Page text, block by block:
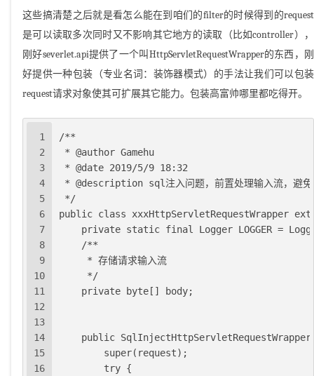
这些搞清楚之后就是看怎么能在到咱们的filter的时候得到的request
是可以读取多次同时又不影响其它地方的读取（比如controller），
刚好severlet.api提供了一个叫HttpServletRequestWrapper的东西，刚
好提供一种包装（专业名词：装饰器模式）的手法让我们可以包装
request请求对象使其可扩展其它能力。包装高富帅哪里都吃得开。
1
2
3
4
5
6
7
8
9
10
11
12
13
14
15
16
/**
* @author Gamehu
* @date 2019/5/9 18:32
* @description sql注入问题，前置处理输入流，避免
*/
public class xxxHttpServletRequestWrapper
private static final Logger LOGGER =
    /**
     * 存储请求输入流
     */
    private byte[] body;
public
        super(request);
        try {